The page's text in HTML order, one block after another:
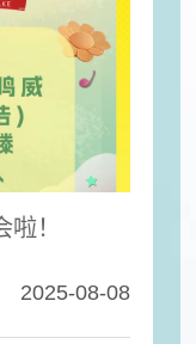
！
2025-08-08